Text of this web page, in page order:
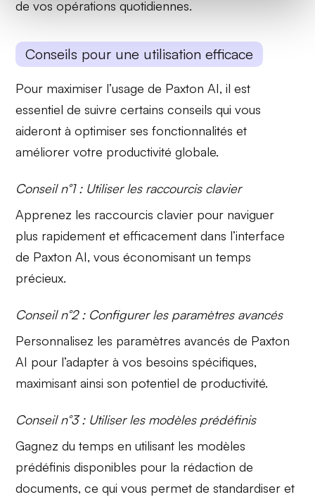
de vos opérations quotidiennes.
Conseils pour une utilisation efficace
Pour maximiser l’usage de Paxton AI, il est
essentiel de suivre certains conseils qui vous
aideront à optimiser ses fonctionnalités et
améliorer votre productivité globale.
Conseil n°1 : Utiliser les raccourcis clavier
Apprenez les raccourcis clavier pour naviguer
plus rapidement et efficacement dans l’interface
de Paxton AI, vous économisant un temps
précieux.
Conseil n°2 : Configurer les paramètres avancés
Personnalisez les paramètres avancés de Paxton
AI pour l’adapter à vos besoins spécifiques,
maximisant ainsi son potentiel de productivité.
Conseil n°3 : Utiliser les modèles prédéfinis
Gagnez du temps en utilisant les modèles
prédéfinis disponibles pour la rédaction de
documents, ce qui vous permet de standardiser et